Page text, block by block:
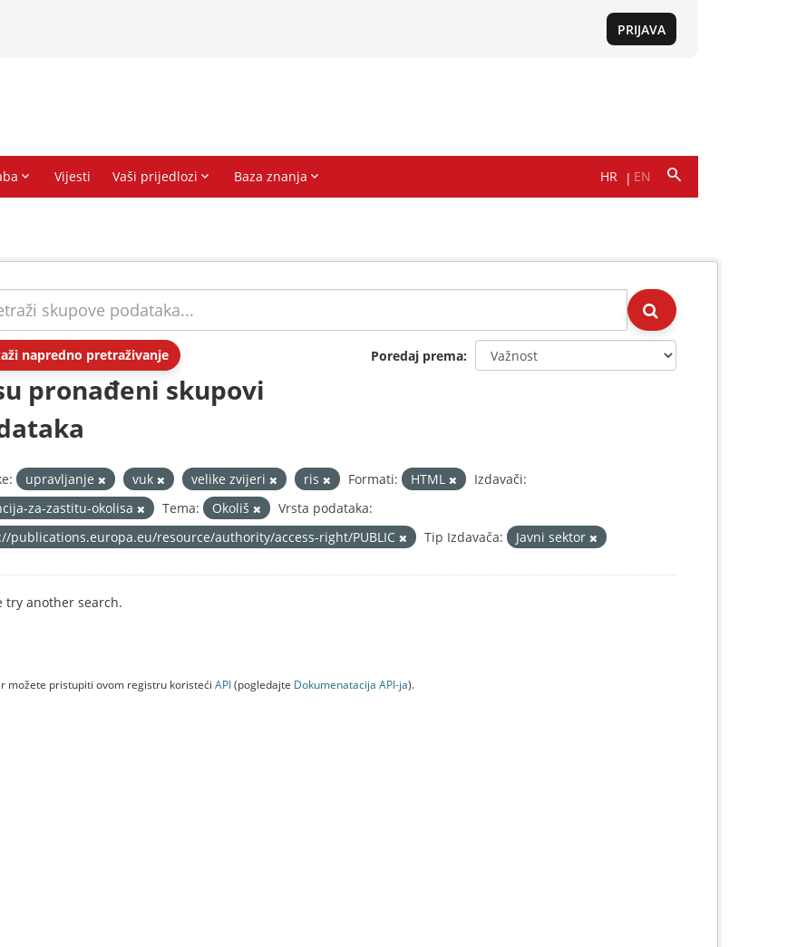
napredno pretraživanje Poredaj prema
pronađeni skupovi
upravljanje vuk velike zvijeri ris Formati: HTML
Izdavači:
za-zastitu-okolisa
Tema: Okoliš
Vrsta podataka:
publications.europa.eu/resource/authority/access-right/PUBLIC
Tip Izdavača: Javni sektor
try another search.
možete pristupiti ovom registru koristeći API(pogledajte Dokumenаtаcijа API-jа).